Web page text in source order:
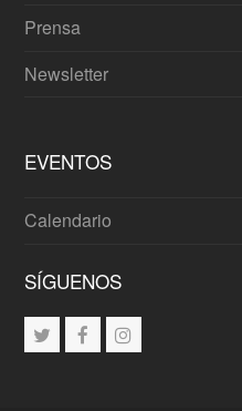
Prensa
Newsletter
EVENTOS
Calendario
SÍGUENOS
Twitter Facebook